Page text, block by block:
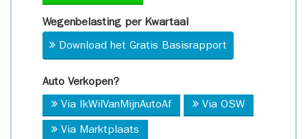
Wegenbelasting per Kwartaal
Download het Gratis Basisrapport
Auto Verkopen?
Via IkWilVanMijnAutoAf Via OSW
Via Marktplaats